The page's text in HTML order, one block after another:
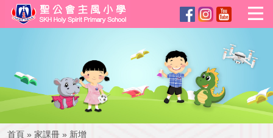
首頁 » 家課冊 » 新增